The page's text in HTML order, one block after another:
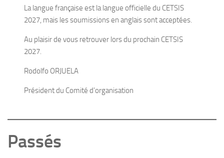
La langue française est la langue officielle du CETSIS
2027, mais les soumissions en anglais sont acceptées.
Au plaisir de vous retrouver lors du prochain CETSIS
2027.
Rodolfo ORJUELA
Président du Comité d’organisation
Passés